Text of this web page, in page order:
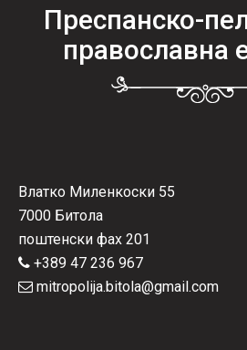
Преспанско-
православна
Влатко Миленкоски 55
7000 Битола
поштенски фах 201
+389 47 236 967
mitropolija.bitola@gmail.com